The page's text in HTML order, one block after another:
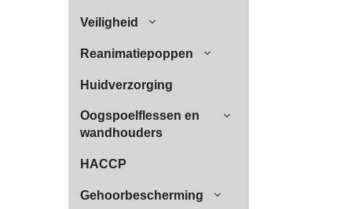
Veiligheid
Reanimatiepoppen
Huidverzorging
Oogspoelflessen en
wandhouders
HACCP
Gehoorbescherming